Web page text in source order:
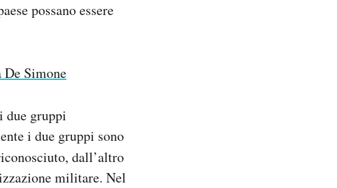
possano essere
Simone
due gruppi
i due gruppi sono
dall’altro
militare. Nel